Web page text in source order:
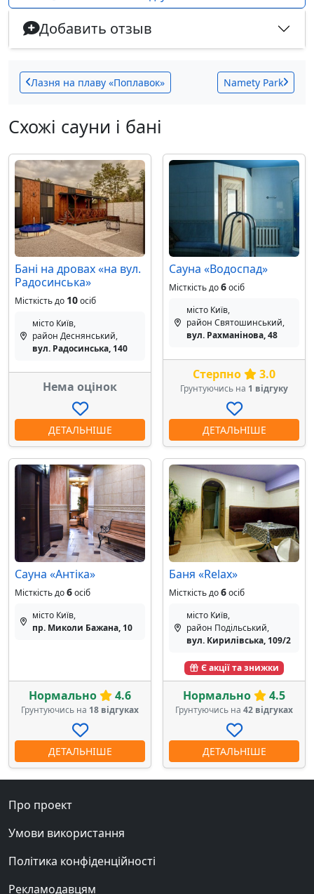
Добавить отзыв
Лазня на плаву «Поплавок» Namety Park
Схожі сауни і бані
Бані на дровах «на вул.
Радосинська»
Місткість до 10осіб
місто Київ,
район Деснянський,
вул. Радосинська, 140
Нема оцінок
ДЕТАЛЬНІШЕ
Сауна «Водоспад»
Місткість до6осіб
місто Київ,
район Святошинський,
вул. Рахманінова, 48
Стерпно 3.0
Грунтуючись на 1 відгуку
ДЕТАЛЬНІШЕ
Сауна «Антіка»
Місткість до6осіб
місто Київ,
пр. Миколи Бажана, 10
Нормально 4.6
Грунтуючись на 18 відгуках
ДЕТАЛЬНІШЕ
Баня «Relax»
Місткість до6осіб
місто Київ,
район Подільський,
вул. Кирилівська, 109/2
Є акції та знижки
Нормально 4.5
Грунтуючись на 42 відгуках
ДЕТАЛЬНІШЕ
Про проект
Умови використання
Політика конфіденційності
Рекламодавцям